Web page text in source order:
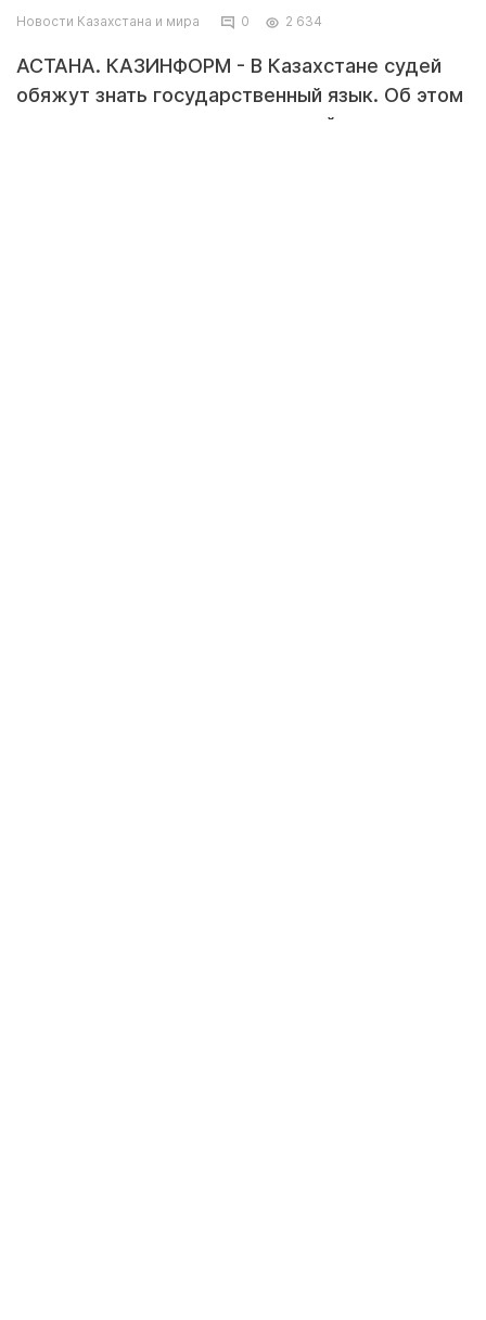
Новости Казахстана и мира 0 2 634
АСТАНА. КАЗИНФОРМ - В Казахстане судей
обяжут знать государственный язык. Об этом
заявил председатель надзорной коллегии по